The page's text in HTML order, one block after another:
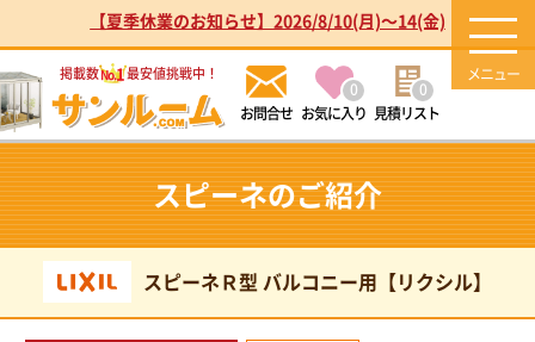
【夏季休業のお知らせ】2026/8/10(月)～14(金)
掲載数No.1最安値挑戦中！
お気に入り
0
見積リスト
0
スピーネのご紹介
スピーネＲ型 バルコニー用【リクシル】